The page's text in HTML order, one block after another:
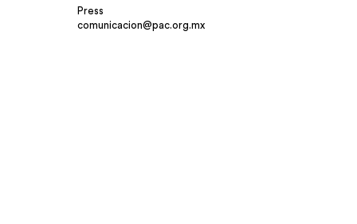
Press
comunicacion@pac.org.mx